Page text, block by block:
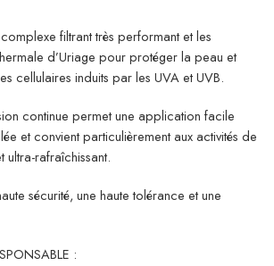
filtrant très performant et les
d’Uriage pour protéger la peau et
cellulaires induits par les UVA et UVB.
continue permet une application facile
et convient particulièrement aux activités de
rafraîchissant.
sécurité, une haute tolérance et une
: